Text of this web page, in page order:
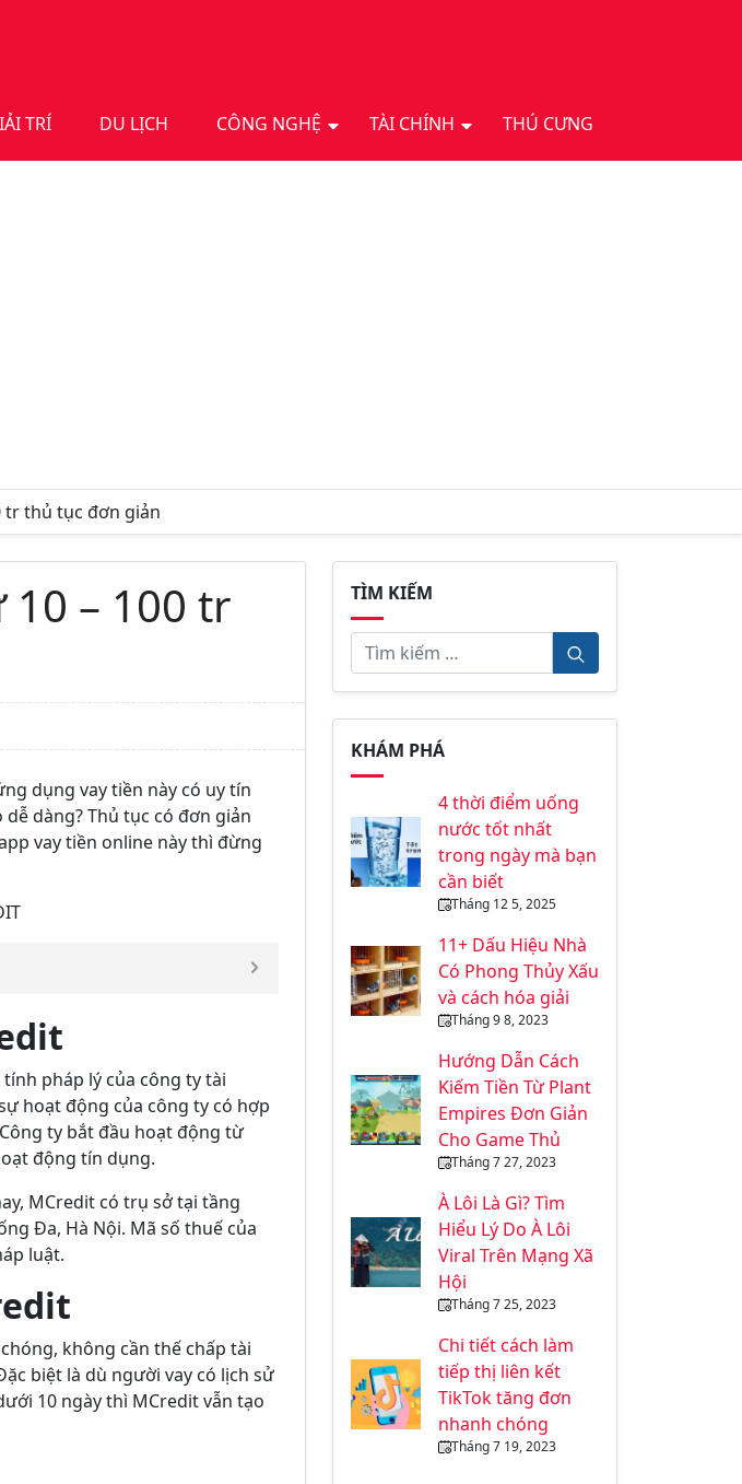
TRÍ DU LỊCH CÔNG NGHỆ TÀI CHÍNH THÚ CƯNG
tr thủ tục đơn giản
10 – 100 tr
dụng vay tiền này có uy tín
dàng? Thủ tục có đơn giản
vay tiền online này thì đừng
pháp lý của công ty tài
hoạt động của công ty có hợp
ty bắt đầu hoạt động từ
động tín dụng.
MCredit có trụ sở tại tầng
Đa, Hà Nội. Mã số thuế của
luật.
không cần thế chấp tài
biệt là dù người vay có lịch sử
10 ngày thì MCredit vẫn tạo
TÌM KIẾM
KHÁM PHÁ
4 thời điểm uống
nước tốt nhất
trong ngày mà bạn
cần biết
Tháng 12 5, 2025
11+ Dấu Hiệu Nhà
Có Phong Thủy Xấu
và cách hóa giải
Tháng 9 8, 2023
Hướng Dẫn Cách
Kiếm Tiền Từ Plant
Empires Đơn Giản
Cho Game Thủ
Tháng 7 27, 2023
À Lôi Là Gì? Tìm
Hiểu Lý Do À Lôi
Viral Trên Mạng Xã
Hội
Tháng 7 25, 2023
Chi tiết cách làm
tiếp thị liên kết
TikTok tăng đơn
nhanh chóng
Tháng 7 19, 2023